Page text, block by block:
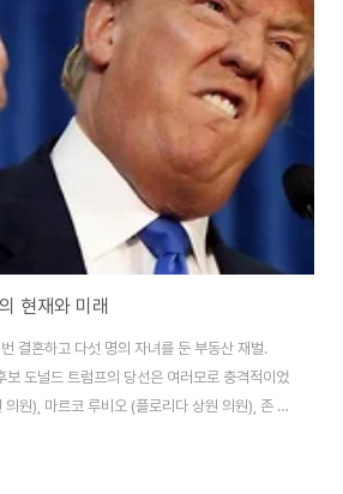
현재와 미래
결혼하고 다섯 명의 자녀를 둔 부동산 재벌.
도널드 트럼프의 당선은 여러모로 충격적이었
원), 마르코 루비오 (플로리다 상원 의원), 존 케
판에서 잔뼈가 굵은 쟁쟁한 공화당 후보들을 제